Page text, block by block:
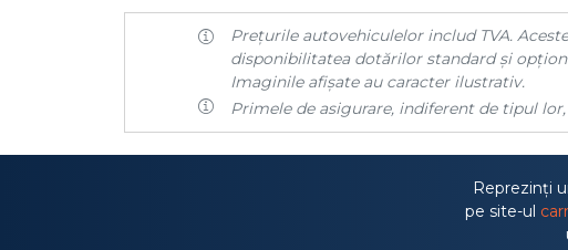
Prețurile autovehiculelor includ TVA.
disponibilitatea dotărilor standard și
Imaginile afișate au caracter ilustrativ.
Primele de asigurare, indiferent de tipul
Reprezinți
pe site-ul